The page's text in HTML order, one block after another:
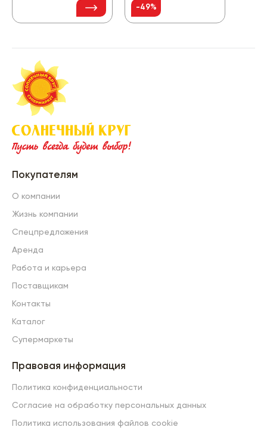
-49%
Покупателям
О компании
Жизнь компании
Спецпредложения
Аренда
Работа и карьера
Поставщикам
Контакты
Каталог
Супермаркеты
Правовая информация
Политика конфиденциальности
Согласие на обработку персональных данных
Политика использования файлов cookie